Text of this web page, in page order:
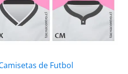
de Futbol